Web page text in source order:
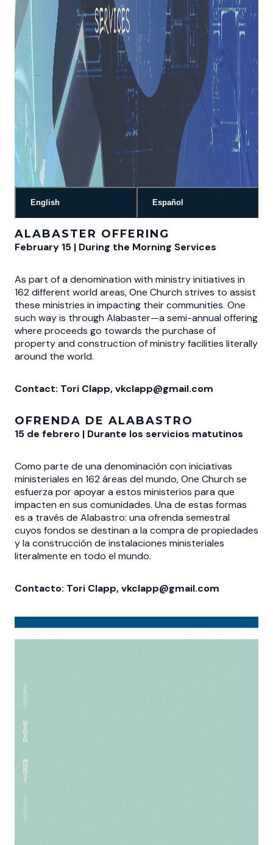
English Español
ALABASTER OFFERING
February 15 | During the Morning Services
As part of a denomination with ministry initiatives in
162 different world areas, One Church strives to assist
these ministries in impacting their communities. One
such way is through Alabaster—a semi-annual offering
where proceeds go towards the purchase of
property and construction of ministry facilities literally
around the world.
Contact: Tori Clapp, vkclapp@gmail.com
OFRENDA DE ALABASTRO
15 de febrero | Durante los servicios matutinos
Como parte de una denominación con iniciativas
ministeriales en 162 áreas del mundo, One Church se
esfuerza por apoyar a estos ministerios para que
impacten en sus comunidades. Una de estas formas
es a través de Alabastro: una ofrenda semestral
cuyos fondos se destinan a la compra de propiedades
y la construcción de instalaciones ministeriales
literalmente en todo el mundo.
Contacto: Tori Clapp, vkclapp@gmail.com